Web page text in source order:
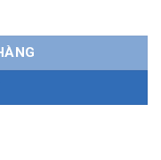
mềm số lượng